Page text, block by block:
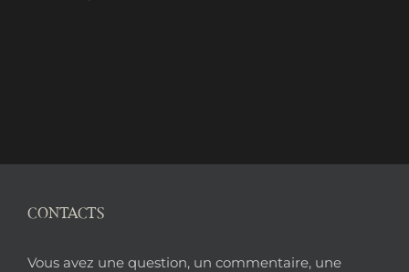
Pied
CONTACTS
Vous avez une question, un commentaire, une